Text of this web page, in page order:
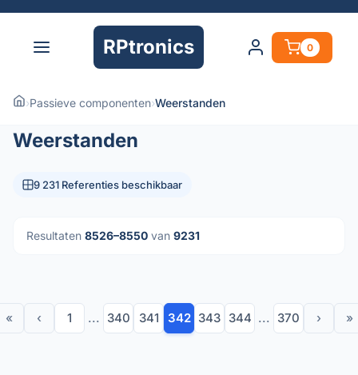
RPtronics 0
›Passieve componenten›Weerstanden
Weerstanden
9 231 Referenties beschikbaar
Resultaten 8526–8550 van 9231
« ‹ 1 ... 340 341 342 343 344 ... 370 › »